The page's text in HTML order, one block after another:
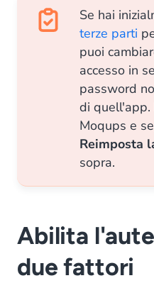
Se hai
terze parti
puoi
accesso in
password
di quell'app.
Moqups e
Reimposta
sopra.
Abilita
due fattori